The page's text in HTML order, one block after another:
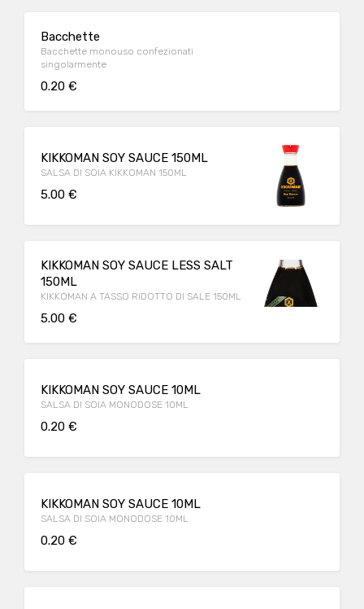
Bacchette
Bacchette monouso confezionati
singolarmente
0.20 €
KIKKOMAN SOY SAUCE 150ML
SALSA DI SOIA KIKKOMAN 150ML
5.00 €
KIKKOMAN SOY SAUCE LESS SALT
150ML
KIKKOMAN A TASSO RIDOTTO DI SALE 150ML
5.00 €
KIKKOMAN SOY SAUCE 10ML
SALSA DI SOIA MONODOSE 10ML
0.20 €
KIKKOMAN SOY SAUCE 10ML
SALSA DI SOIA MONODOSE 10ML
0.20 €